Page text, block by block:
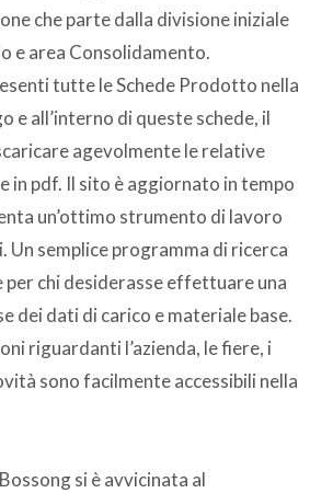
che parte dalla divisione iniziale
e area Consolidamento.
tutte le Schede Prodotto nella
e all’interno di queste schede, il
agevolmente le relative
in pdf. Il sito è aggiornato in tempo
un’ottimo strumento di lavoro
Un semplice programma di ricerca
per chi desiderasse effettuare una
dei dati di carico e materiale base.
riguardanti l’azienda, le fiere, i
sono facilmente accessibili nella
si è avvicinata al